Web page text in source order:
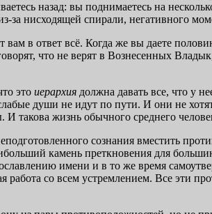
назад: вы поднимаетесь на
за нисходящей спирали, негативного
вам в ответ всё. Когда же вы даете
что не верят в Вознесенных
это иерархия должна давать все, что у
души не идут по пути. И они не
такова жизнь обычного среднего
сознания вместить
камень преткновения для
имени и в то же время
со всем устремлением. Все эти